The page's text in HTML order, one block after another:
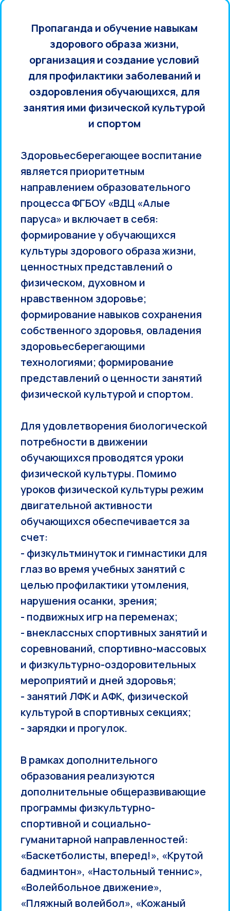
Пропаганда и обучение навыкам
здорового образа жизни,
организация и создание условий
для профилактики заболеваний и
оздоровления обучающихся, для
занятия ими физической культурой
и спортом
Здоровьесберегающее воспитание
является приоритетным
направлением образовательного
процесса ФГБОУ «ВДЦ «Алые
паруса» и включает в себя:
формирование у обучающихся
культуры здорового образа жизни,
ценностных представлений о
физическом, духовном и
нравственном здоровье;
формирование навыков сохранения
собственного здоровья, овладения
здоровьесберегающими
технологиями; формирование
представлений о ценности занятий
физической культурой и спортом.
Для удовлетворения биологической
потребности в движении
обучающихся проводятся уроки
физической культуры. Помимо
уроков физической культуры режим
двигательной активности
обучающихся обеспечивается за
счет:
- физкультминуток и гимнастики для
глаз во время учебных занятий с
целью профилактики утомления,
нарушения осанки, зрения;
- подвижных игр на переменах;
- внеклассных спортивных занятий и
соревнований, спортивно-массовых
и физкультурно-оздоровительных
мероприятий и дней здоровья;
- занятий ЛФК и АФК, физической
культурой в спортивных секциях;
- зарядки и прогулок.
В рамках дополнительного
образования реализуются
дополнительные общеразвивающие
программы физкультурно-
спортивной и социально-
гуманитарной направленностей:
«Баскетболисты, вперед!», «Крутой
бадминтон», «Настольный теннис»,
«Волейбольное движение»,
«Пляжный волейбол», «Кожаный